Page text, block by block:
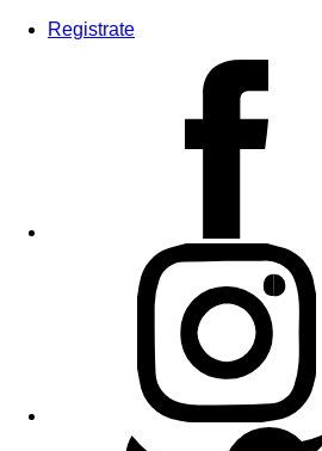
Registrate